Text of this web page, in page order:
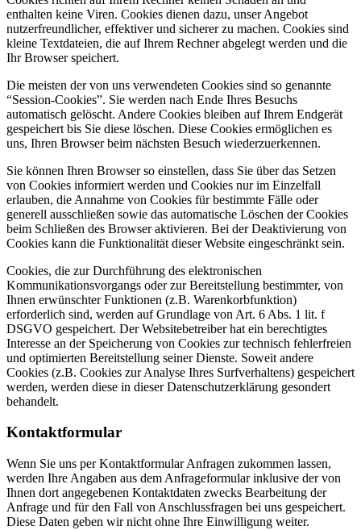
enthalten keine Viren. Cookies dienen dazu, unser Angebot
nutzerfreundlicher, effektiver und sicherer zu machen. Cookies sind
kleine Textdateien, die auf Ihrem Rechner abgelegt werden und die
Ihr Browser speichert.
Die meisten der von uns verwendeten Cookies sind so genannte
“Session-Cookies”. Sie werden nach Ende Ihres Besuchs
automatisch gelöscht. Andere Cookies bleiben auf Ihrem Endgerät
gespeichert bis Sie diese löschen. Diese Cookies ermöglichen es
uns, Ihren Browser beim nächsten Besuch wiederzuerkennen.
Sie können Ihren Browser so einstellen, dass Sie über das Setzen
von Cookies informiert werden und Cookies nur im Einzelfall
erlauben, die Annahme von Cookies für bestimmte Fälle oder
generell ausschließen sowie das automatische Löschen der Cookies
beim Schließen des Browser aktivieren. Bei der Deaktivierung von
Cookies kann die Funktionalität dieser Website eingeschränkt sein.
Cookies, die zur Durchführung des elektronischen
Kommunikationsvorgangs oder zur Bereitstellung bestimmter, von
Ihnen erwünschter Funktionen (z.B. Warenkorbfunktion)
erforderlich sind, werden auf Grundlage von Art. 6 Abs. 1 lit. f
DSGVO gespeichert. Der Websitebetreiber hat ein berechtigtes
Interesse an der Speicherung von Cookies zur technisch fehlerfreien
und optimierten Bereitstellung seiner Dienste. Soweit andere
Cookies (z.B. Cookies zur Analyse Ihres Surfverhaltens) gespeichert
werden, werden diese in dieser Datenschutzerklärung gesondert
behandelt.
Kontaktformular
Wenn Sie uns per Kontaktformular Anfragen zukommen lassen,
werden Ihre Angaben aus dem Anfrageformular inklusive der von
Ihnen dort angegebenen Kontaktdaten zwecks Bearbeitung der
Anfrage und für den Fall von Anschlussfragen bei uns gespeichert.
Diese Daten geben wir nicht ohne Ihre Einwilligung weiter.